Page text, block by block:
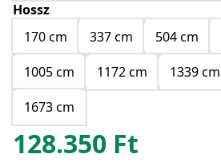
Hossz
170 cm
337 cm 504 cm
1005 cm
1172 cm 1339 cm
1673 cm
128.350 Ft